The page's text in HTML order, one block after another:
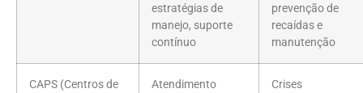
estratégias de
manejo, suporte
contínuo
prevenção de
recaídas e
manutenção
CAPS (Centros de
Atendimento
Crises